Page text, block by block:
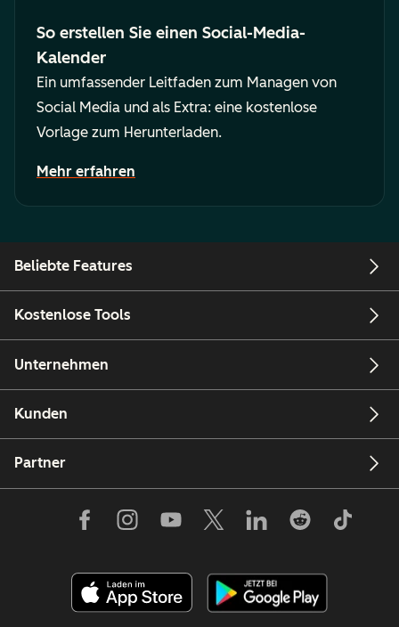
So erstellen Sie einen Social-Media-
Kalender
Ein umfassender Leitfaden zum Managen von
Social Media und als Extra: eine kostenlose
Vorlage zum Herunterladen.
Mehr erfahren
Beliebte Features
Kostenlose Tools
Unternehmen
Kunden
Partner